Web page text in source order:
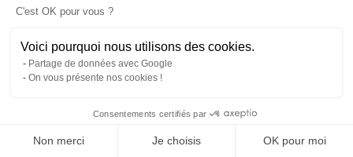
C'est OK pour vous ?
Voici pourquoi nous utilisons des cookies.
Partage de données avec Google
On vous présente nos cookies !
Consentements certifiés par
Non merci Je choisis OK pour moi